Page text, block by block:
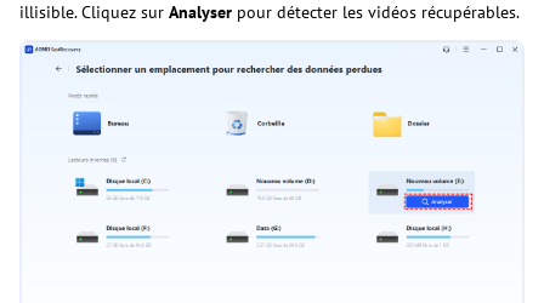
illisible. Cliquez sur Analyser pour détecter les vidéos récupérables.